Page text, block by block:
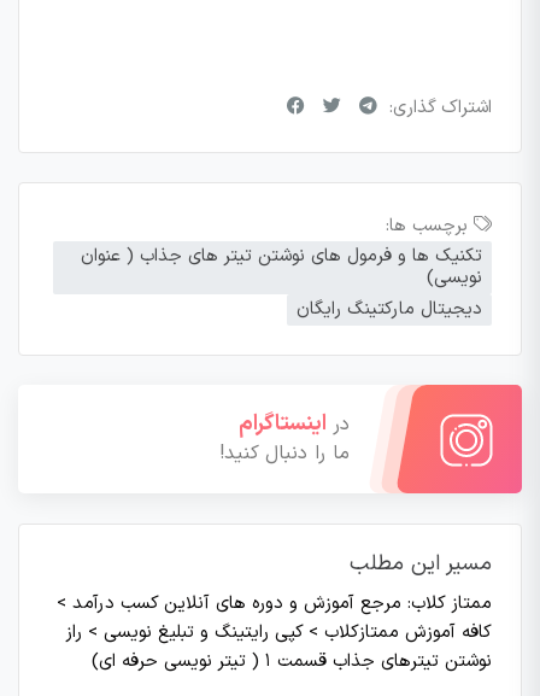
اشتراک گذاری:
برچسب ها:
تکنیک ها و فرمول های نوشتن تیتر های جذاب ( عنوان
نویسی)
دیجیتال مارکتینگ رایگان
در اینستاگرام
ما را دنبال کنید!
مسیر این مطلب
ممتاز کلاب: مرجع آموزش و دوره های آنلاین کسب درآمد >
کافه آموزش ممتازکلاب > کپی رایتینگ و تبلیغ نویسی > راز
نوشتن تیترهای جذاب قسمت ۱ ( تیتر نویسی حرفه ای)